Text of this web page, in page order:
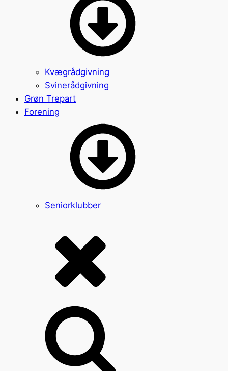
Kvægrådgivning
Svinerådgivning
Grøn Trepart
Forening
Seniorklubber